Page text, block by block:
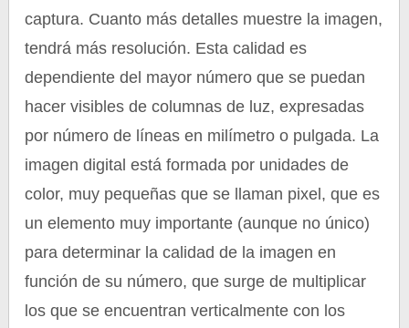
captura. Cuanto más detalles muestre la imagen,
tendrá más resolución. Esta calidad es
dependiente del mayor número que se puedan
hacer visibles de columnas de luz, expresadas
por número de líneas en milímetro o pulgada. La
imagen digital está formada por unidades de
color, muy pequeñas que se llaman pixel, que es
un elemento muy importante (aunque no único)
para determinar la calidad de la imagen en
función de su número, que surge de multiplicar
los que se encuentran verticalmente con los